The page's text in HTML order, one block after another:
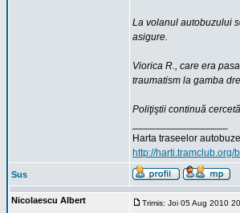
La volanul autobuzului
asigure.
Viorica R., care era
traumatism la gamba
Poliţiştii continuă
Harta traseelor
http://harti.tramclub.org/
Sus
Nicolaescu Albert Trimis: Joi 05 Aug 2010